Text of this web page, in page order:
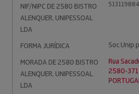
NIF/NIPC DE 2580 BISTRO
ALENQUER, UNIPESSOAL
LDA
513119884
FORMA JURÍDICA
MORADA DE 2580 BISTRO
ALENQUER, UNIPESSOAL
LDA
Rua
2580-371